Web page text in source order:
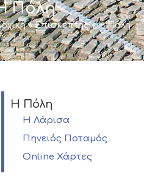
Πόλη
»Επισκέπτης»Η Πόλη
Η Πόλη
Η Λάρισα
Πηνειός Ποταμός
Online Χάρτες